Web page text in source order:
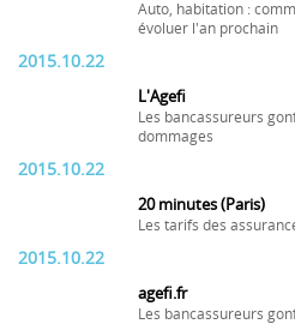
Auto, habitation :
évoluer l'an prochain
2015.10.22
L'Agefi
Les bancassureurs
dommages
2015.10.22
20 minutes (Paris)
Les tarifs des
2015.10.22
agefi.fr
Les bancassureurs